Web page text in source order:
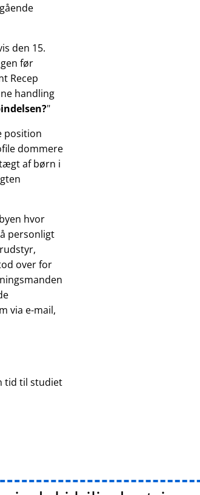
den 15.
før
Recep
handling
position
dommere
af børn i
hvor
personligt
over for
via e-mail,
tid til studiet